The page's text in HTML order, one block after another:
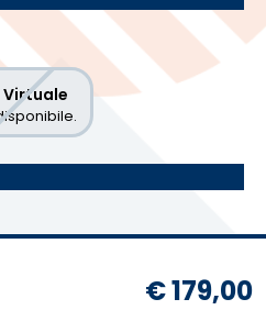
Virtuale
€ 179,00